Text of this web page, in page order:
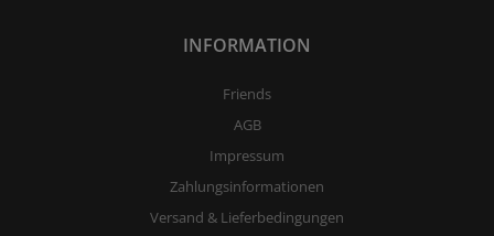
INFORMATION
Friends
AGB
Impressum
Zahlungsinformationen
Versand & Lieferbedingungen